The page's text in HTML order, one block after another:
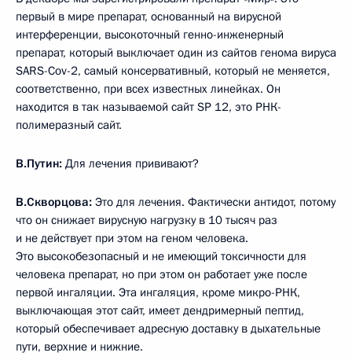
первый в мире препарат, основанный на вирусной
интерференции, высокоточный генно-инженерный
препарат, который выключает один из сайтов генома вируса
SARS-Cov-2, самый консервативный, который не меняется,
соответственно, при всех известных линейках. Он
находится в так называемой сайт SP 12, это РНК-
полимеразный сайт.
В.Путин: Для лечения прививают?
В.Скворцова: Это для лечения. Фактически антидот, потому
что он снижает вирусную нагрузку в 10 тысяч раз
и не действует при этом на геном человека.
Это высокобезопасный и не имеющий токсичности для
человека препарат, но при этом он работает уже после
первой ингаляции. Эта ингаляция, кроме микро-РНК,
выключающая этот сайт, имеет дендримерный пептид,
который обеспечивает адресную доставку в дыхательные
пути, верхние и нижние.